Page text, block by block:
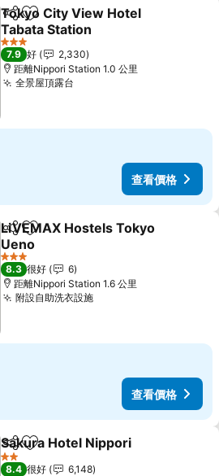
分享 放到收藏夾
Tokyo City View Hotel
Tabata Station
3 星級
7.9 好
2,330
距離Nippori Station 1.0 公里
全景屋頂露台
查看價格
分享 放到收藏夾
LiVEMAX Hostels Tokyo
Ueno
3 星級
8.3 很好
6
距離Nippori Station 1.6 公里
附設自助洗衣設施
查看價格
分享 放到收藏夾
Sakura Hotel Nippori
2 星級
8.4 很好
6,148